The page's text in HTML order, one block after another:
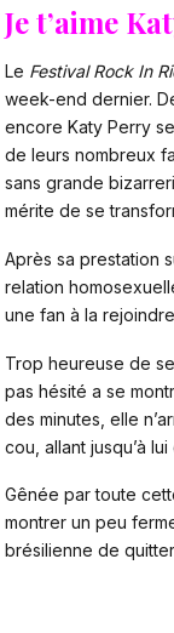
Je t’aime
Le Festival Rock In
week-end dernier.
encore Katy Perry
de leurs nombreux
sans grande
mérite de se
Après sa prestation
relation
une fan à la
Trop heureuse de
pas hésité a se
des minutes, elle
cou, allant jusqu’à
Gênée par toute
montrer un peu
brésilienne de